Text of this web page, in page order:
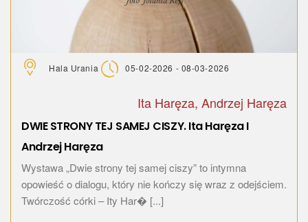
Hala Urania 05-02-2026 - 08-03-2026
Ita Haręza, Andrzej Haręza
DWIE STRONY TEJ SAMEJ CISZY. Ita Haręza I
Andrzej Haręza
Wystawa „Dwie strony tej samej ciszy” to intymna
opowieść o dialogu, który nie kończy się wraz z odejściem.
Twórczość córki – Ity Har� [...]